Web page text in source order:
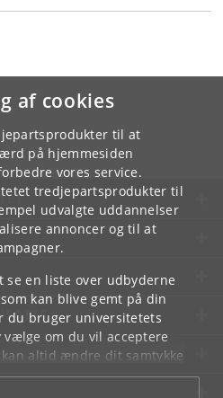
af cookies
til at
på hjemmesiden
vores service.
tredjepartsprodukter til
udvalgte uddannelser
annoncer og til at
se en liste over udbyderne
kan blive gemt på din
du bruger universitetets
vælge om du vil acceptere
altid ændre dit samtykke
som du finder i